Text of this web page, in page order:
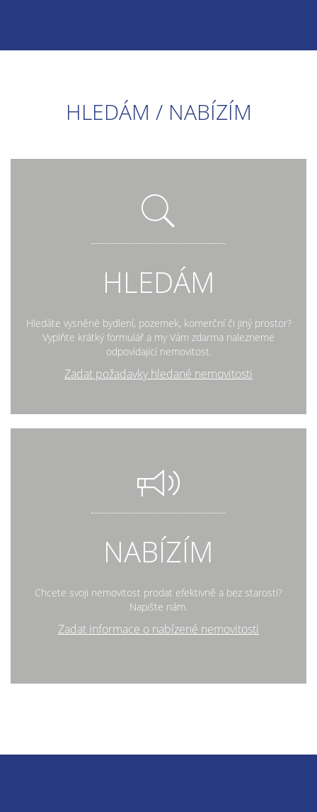
HLEDÁM / NABÍZÍM
HLEDÁM
Hledáte vysněné bydlení, pozemek, komerční či jiný prostor?
Vyplňte krátký formulář a my Vám zdarma nalezneme
odpovídající nemovitost.
Zadat požadavky hledané nemovitosti
NABÍZÍM
Chcete svoji nemovitost prodat efektivně a bez starostí?
Napište nám.
Zadat informace o nabízené nemovitosti